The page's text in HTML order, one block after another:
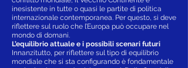
inesistente in tutte o quasi le partite di politica
internazionale contemporanea. Per questo, si deve
riflettere sul ruolo che l’Europa può occupare nel
mondo di domani.
L’equilibrio attuale e i possibili scenari futuri
Innanzitutto, per riflettere sul tipo di equilibrio
mondiale che si sta configurando è fondamentale